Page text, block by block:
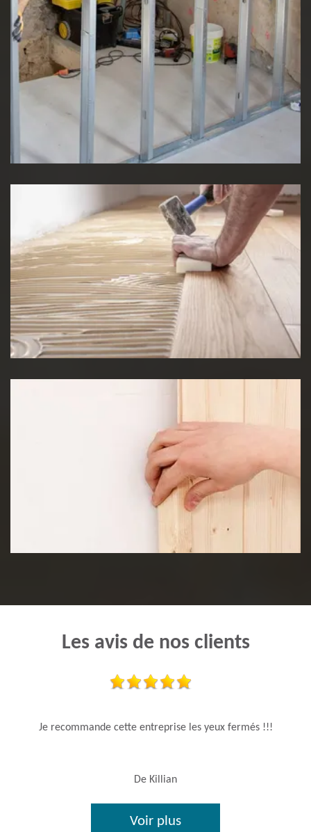
Pose de cloison
Pose de Lino
Les avis de nos clients
Je recommande cette entreprise les yeux fermés !!!
De Killian
Voir plus